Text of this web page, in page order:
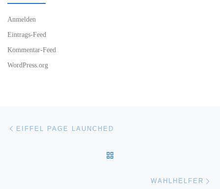
Anmelden
Eintrags-Feed
Kommentar-Feed
WordPress.org
Beitragsnavigation
EIFFEL PAGE LAUNCHED
WAHLHELFER